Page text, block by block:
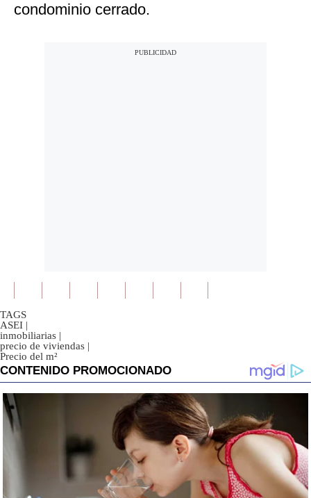
condominio cerrado.
TAGS
ASEI |
inmobiliarias |
precio de viviendas |
Precio del m²